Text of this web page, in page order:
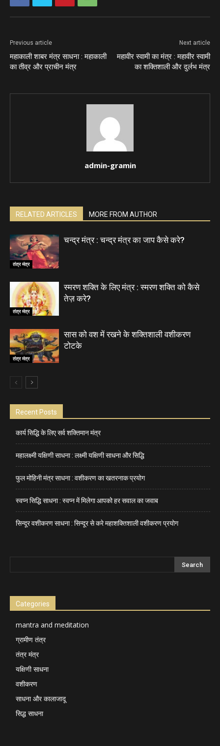
Previous article
महाकाली शाबर मंत्र साधना : महाकाली
का तीव्र और प्राचीन मंत्र
Next article
महावीर स्वामी का मंत्र : महावीर स्वामी
का शक्तिशाली और दुर्लभ मंत्र
admin-gramin
RELATED ARTICLES MORE FROM AUTHOR
तंत्र मंत्र
चन्द्र मंत्र : चन्द्र मंत्र का जाप कैसे करे?
तंत्र मंत्र
स्मरण शक्ति के लिए मंत्र : स्मरण शक्ति को कैसे
तेज़ करे?
तंत्र मंत्र
सास को वश में रखने के शक्तिशाली वशीकरण
टोटके
Recent Posts
कार्य सिद्धि के लिए सर्व शक्तिमान मंत्र
महालक्ष्मी यक्षिणी साधना : लक्ष्मी यक्षिणी साधना और सिद्धि
फुल मोहिनी मंत्र साधना : वशीकरण का खतरनाक प्रयोग
स्वप्न सिद्धि साधना : स्वप्न में मिलेगा आपको हर सवाल का जवाब
सिन्दूर वशीकरण साधना : सिन्दूर से करे महाशक्तिशाली वशीकरण प्रयोग
Categories
mantra and meditation
ग्रामीण तंत्र
तंत्र मंत्र
यक्षिणी साधना
वशीकरण
साधना और कालाजादू
सिद्ध साधना